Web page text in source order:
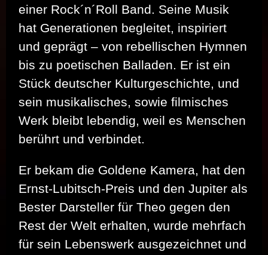
einer Rock´n´Roll Band. Seine Musik
hat Generationen begleitet, inspiriert
und geprägt – von rebellischen Hymnen
bis zu poetischen Balladen. Er ist ein
Stück deutscher Kulturgeschichte, und
sein musikalisches, sowie filmisches
Werk bleibt lebendig, weil es Menschen
berührt und verbindet.
Er bekam die Goldene Kamera, hat den
Ernst-Lubitsch-Preis und den Jupiter als
Bester Darsteller für Theo gegen den
Rest der Welt erhalten, wurde mehrfach
für sein Lebenswerk ausgezeichnet und